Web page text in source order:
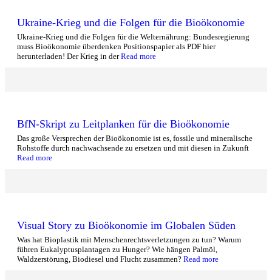
Ukraine-Krieg und die Folgen für die Bioökonomie
Ukraine-Krieg und die Folgen für die Welternährung: Bundesregierung
muss Bioökonomie überdenken Positionspapier als PDF hier
herunterladen! Der Krieg in derRead more
BfN-Skript zu Leitplanken für die Bioökonomie
Das große Versprechen der Bioökonomie ist es, fossile und mineralische
Rohstoffe durch nachwachsende zu ersetzen und mit diesen in Zukunft
Read more
Visual Story zu Bioökonomie im Globalen Süden
Was hat Bioplastik mit Menschenrechtsverletzungen zu tun? Warum
führen Eukalyptusplantagen zu Hunger? Wie hängen Palmöl,
Waldzerstörung, Biodiesel und Flucht zusammen? Read more